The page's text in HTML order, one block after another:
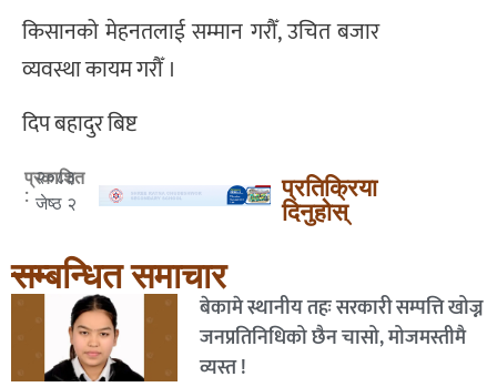
किसानको मेहनतलाई सम्मान गरौँ, उचित बजार
व्यवस्था कायम गरौँ ।
दिप बहादुर बिष्ट
प्रकाशित
:
२०८३
जेष्ठ २
प्रतिक्रिया
दिनुहोस्
सम्बन्धित समाचार
बेकामे स्थानीय तहः सरकारी सम्पत्ति खोज्न
जनप्रतिनिधिको छैन चासो, मोजमस्तीमै
व्यस्त !